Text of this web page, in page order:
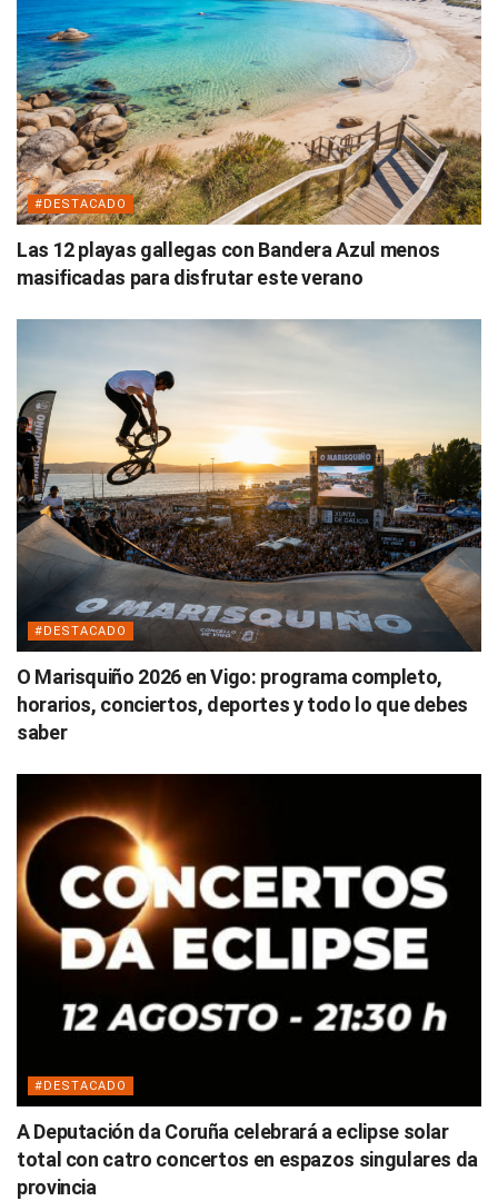
#DESTACADO
Las 12 playas gallegas con Bandera Azul menos
masificadas para disfrutar este verano
#DESTACADO
O Marisquiño 2026 en Vigo: programa completo,
horarios, conciertos, deportes y todo lo que debes
saber
#DESTACADO
A Deputación da Coruña celebrará a eclipse solar
total con catro concertos en espazos singulares da
provincia